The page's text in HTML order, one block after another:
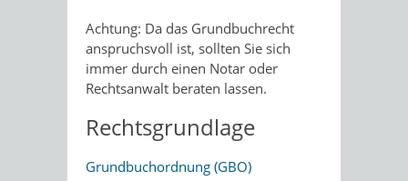
Achtung: Da das Grundbuchrecht
anspruchsvoll ist, sollten Sie sich
immer durch einen Notar oder
Rechtsanwalt beraten lassen.
Rechtsgrundlage
Grundbuchordnung (GBO)